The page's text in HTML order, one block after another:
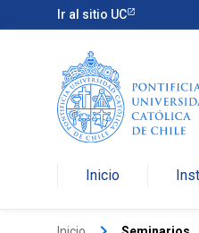
Ir al sitio UC
Inicio